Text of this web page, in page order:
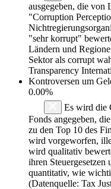
ausgegeben, die von
"Corruption
"sehr korrupt"
Ländern und
Sektor als corrupt
Transparency
Kontroversen um
0.00%
Es wird die
Fonds angegeben,
zu den Top 10 des
wird vorgeworfen,
wird qualitativ
ihren Steuergesetzen
quantitativ, wie
(Datenquelle: Tax